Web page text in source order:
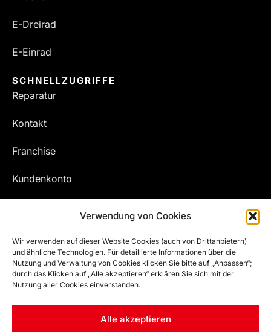
Verwendung von Cookies
Wir verwenden auf dieser Website Cookies (auch von Drittanbietern)
und ähnliche Technologien. Für detaillierte Informationen über die
Nutzung und Verwaltung von Cookies klicken Sie bitte auf „Anpassen“;
durch das Klicken auf „Alle akzeptieren“ erklären Sie sich mit der
Nutzung aller Cookies einverstanden.
Alle akzeptieren
E-Dreirad
E-Einrad
SCHNELLZUGRIFFE
Reparatur
Kontakt
Franchise
Kundenkonto